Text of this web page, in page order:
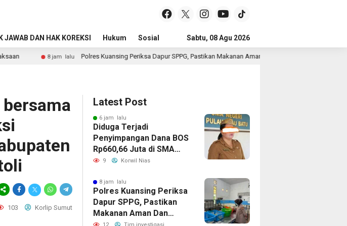
JAWAB DAN HAK KOREKSI Hukum Sosial Pendidikan Politik
Sabtu, 08 Agu 2026
Polres Kuansing Periksa Dapur SPPG, Pastikan Makanan Aman Dan Layak Dikonsumsi
103 Korlip Sumut
Latest Post
6 jam lalu
Diduga Terjadi
Penyimpangan Dana BOS
Rp660,66 Juta di SMA
Negeri 1 Pulau-Pulau
Belanja Bernilai Besar
Jadi Sorotan; LSM
GEMPUR Siapkan
Laporan ke Kejaksaan
9 Korwil Nias
8 jam lalu
Polres Kuansing Periksa
Dapur SPPG, Pastikan
Makanan Aman Dan